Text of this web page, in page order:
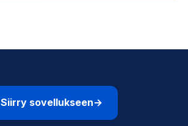
Siirry sovellukseen→